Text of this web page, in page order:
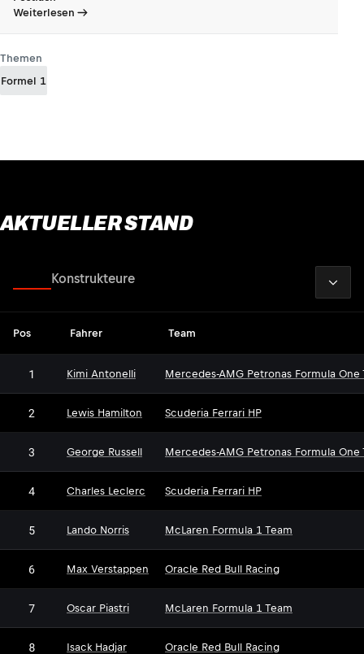
Weiterlesen
Themen
Formel 1
AKTUELLER STAND
Konstrukteure
Pos Fahrer Team
1 Kimi Antonelli Mercedes-AMG Petronas Formula One
2 Lewis Hamilton Scuderia Ferrari HP
3 George Russell Mercedes-AMG Petronas Formula One
4 Charles Leclerc Scuderia Ferrari HP
5 Lando Norris McLaren Formula 1 Team
6 Max Verstappen Oracle Red Bull Racing
7 Oscar Piastri McLaren Formula 1 Team
8 Isack Hadjar Oracle Red Bull Racing